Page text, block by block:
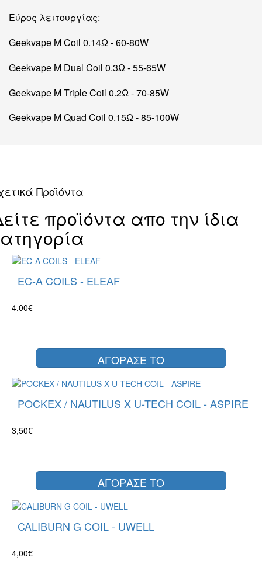
Εύρος λειτουργίας:
Geekvape M Coil 0.14Ω - 60-80W
Geekvape M Dual Coil 0.3Ω - 55-65W
Geekvape M Triple Coil 0.2Ω - 70-85W
Geekvape M Quad Coil 0.15Ω - 85-100W
Προϊόντα
προϊόντα απο την ίδια
EC-A COILS - ELEAF
4,00€
ΑΓΟΡΑΣΕ ΤΟ
POCKEX / NAUTILUS X U-TECH COIL - ASPIRE
3,50€
ΑΓΟΡΑΣΕ ΤΟ
CALIBURN G COIL - UWELL
4,00€